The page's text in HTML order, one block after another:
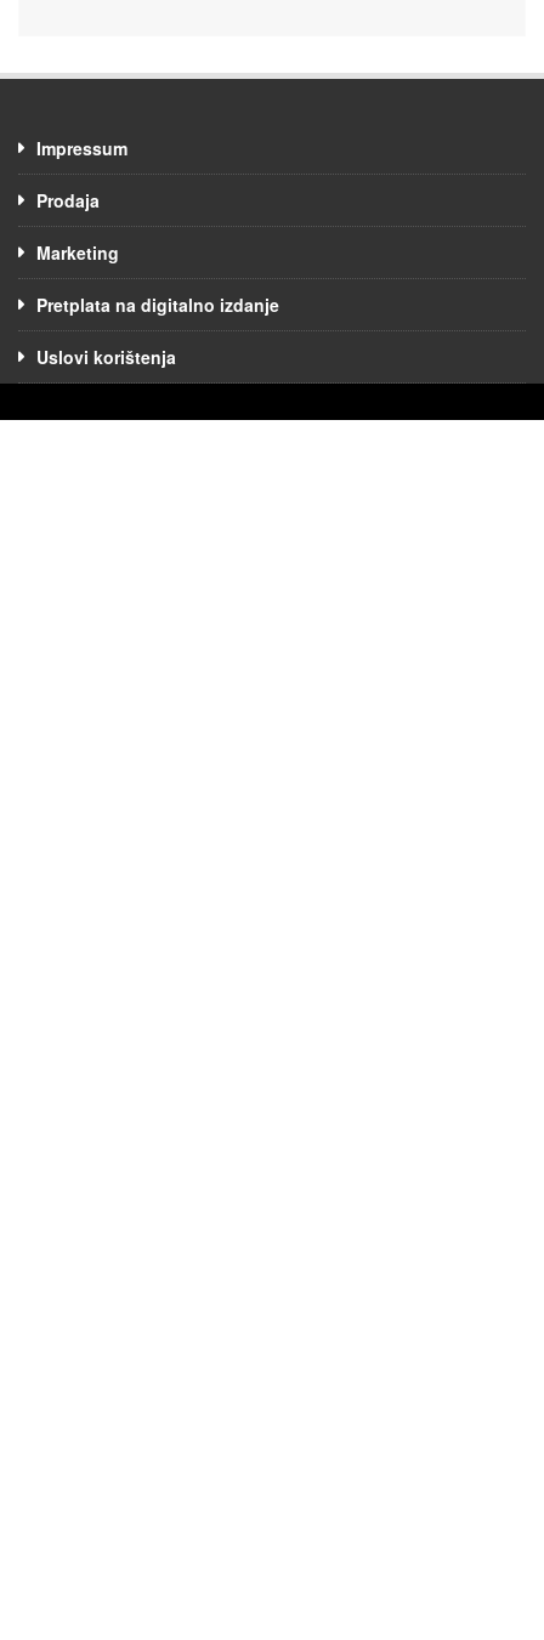
Impressum
Prodaja
Marketing
Pretplata na digitalno izdanje
Uslovi korištenja